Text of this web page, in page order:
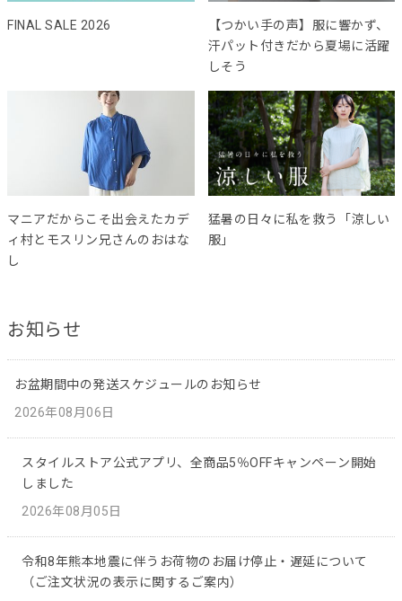
FINAL SALE 2026
【つかい手の声】服に響かず、
汗パット付きだから夏場に活躍
しそう
マニアだからこそ出会えたカデ
ィ村とモスリン兄さんのおはな
し
猛暑の日々に私を救う「涼しい
服」
お知らせ
お盆期間中の発送スケジュールのお知らせ
2026年08月06日
スタイルストア公式アプリ、全商品5％OFFキャンペーン開始
しました
2026年08月05日
令和8年熊本地震に伴うお荷物のお届け停止・遅延について
（ご注文状況の表示に関するご案内）